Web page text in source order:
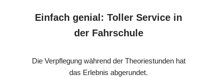
Einfach genial: Toller Service in
der Fahrschule
Die Verpflegung während der Theoriestunden hat
das Erlebnis abgerundet.